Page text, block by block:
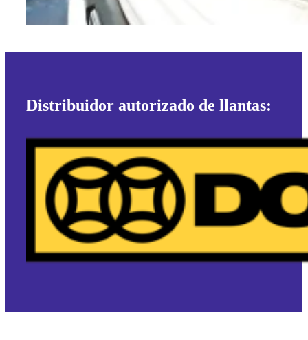
Distribuidor autorizado de llantas: